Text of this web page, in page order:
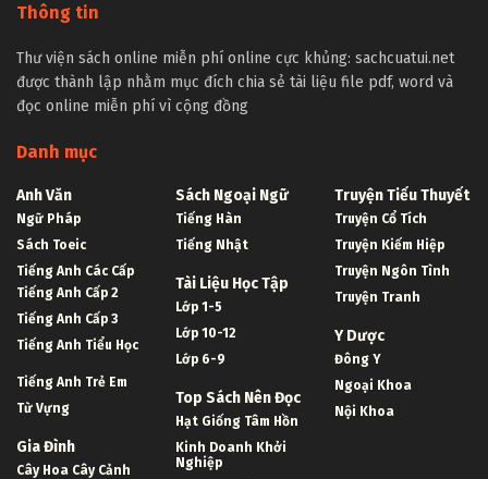
Thông tin
Thư viện sách online miễn phí online cực khủng: sachcuatui.net
được thành lập nhằm mục đích chia sẻ tài liệu file pdf, word và
đọc online miễn phí vì cộng đồng
Danh mục
Anh Văn
Ngữ Pháp
Sách Toeic
Tiếng Anh Các Cấp
Tiếng Anh Cấp 2
Tiếng Anh Cấp 3
Tiếng Anh Tiểu Học
Tiếng Anh Trẻ Em
Từ Vựng
Gia Đình
Cây Hoa Cây Cảnh
Sách Ngoại Ngữ
Tiếng Hàn
Tiếng Nhật
Tài Liệu Học Tập
Lớp 1-5
Lớp 10-12
Lớp 6-9
Top Sách Nên Đọc
Hạt Giống Tâm Hồn
Kinh Doanh Khởi
Nghiệp
Truyện Tiểu Thuyết
Truyện Cổ Tích
Truyện Kiếm Hiệp
Truyện Ngôn Tình
Truyện Tranh
Y Dược
Đông Y
Ngoại Khoa
Nội Khoa